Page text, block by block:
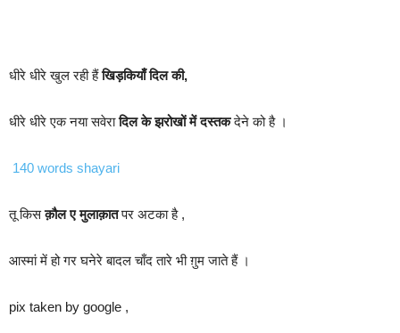
धीरे धीरे खुल रही हैंखिड़कियाँ दिल की,
धीरे धीरे एक नया सवेरादिल के झरोखों में दस्तकदेने को है ।
140 words shayari
तू किसक़ौल ए मुलाक़ातपर अटका है ,
आस्मां में हो गर घनेरे बादल चाँद तारे भी ग़ुम जाते हैं ।
pix taken by google ,